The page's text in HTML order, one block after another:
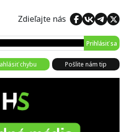
Zdieľajte nás
Prihlásiť sa
chybu Pošlite nám tip